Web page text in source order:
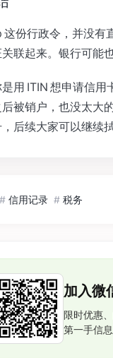
这份行政令，并没有
联起来。银行可能
用 ITIN 想申请信用
被销户，也没太大
后续大家可以继续拭
# 信用记录 # 税务
加入微
限时优惠
第一手信